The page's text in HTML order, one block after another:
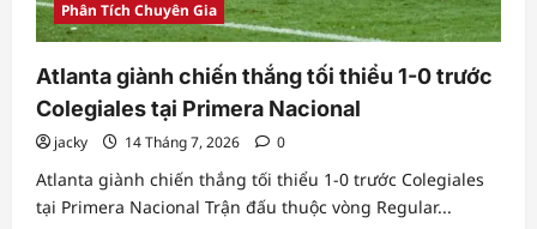
Phân Tích Chuyên Gia
Atlanta giành chiến thắng tối thiểu 1-0 trước
Colegiales tại Primera Nacional
jacky 14 Tháng 7, 2026 0
Atlanta giành chiến thắng tối thiểu 1-0 trước Colegiales
tại Primera Nacional Trận đấu thuộc vòng Regular...